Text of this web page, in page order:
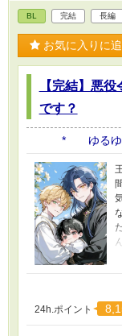
BL 完結 長編
お気に入りに
【完結】悪
です？
* ゆるゆ
24h.ポイント